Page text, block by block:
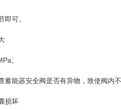
即可。
。
能器安全阀是否有异物，致使阀内
损坏